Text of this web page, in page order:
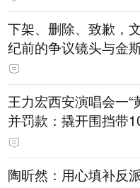
下架、删除、致歉，
纪前的争议镜头与金
王力宏西安演唱会一“
并罚款：撬开围挡带
场馆清洁室，开唱前
席就被抓
陶昕然：用心填补反